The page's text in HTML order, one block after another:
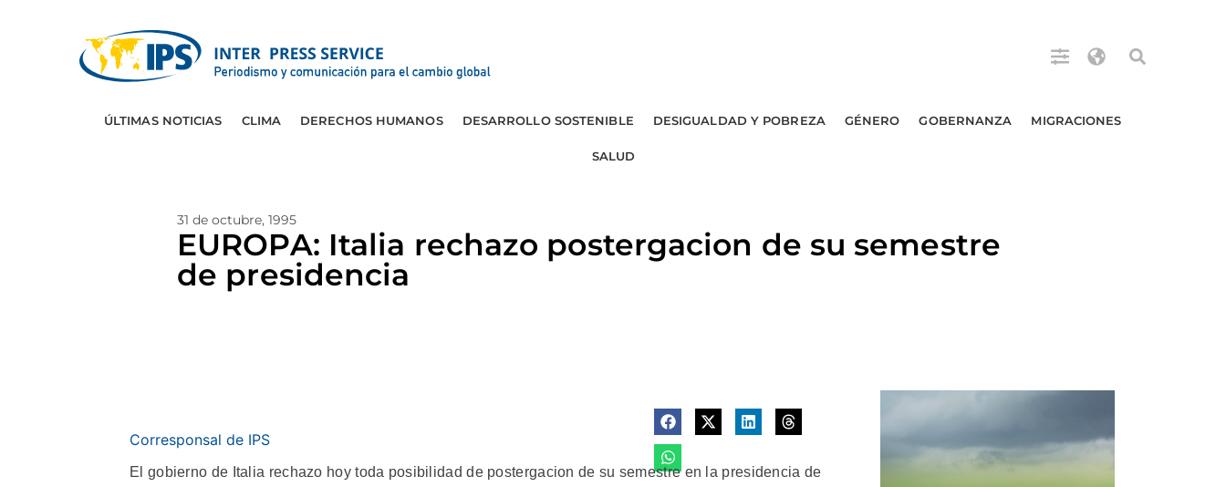
ÚLTIMAS NOTICIAS CLIMA DERECHOS HUMANOS DESARROLLO SOSTENIBLE DESIGUALDAD Y POBREZA GÉNERO GOBERNANZA MIGRACIONES
SALUD
31 de octubre, 1995
EUROPA: Italia rechazo postergacion de su semestre
de presidencia
Corresponsal de IPS
El gobierno de Italia rechazo hoy toda posibilidad de postergacion de su semestre en la presidencia de